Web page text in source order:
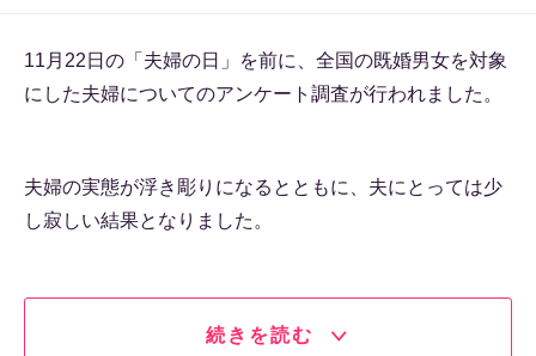
11月22日の「夫婦の日」を前に、全国の既婚男女を対象
にした夫婦についてのアンケート調査が行われました。
夫婦の実態が浮き彫りになるとともに、夫にとっては少
し寂しい結果となりました。
続きを読む